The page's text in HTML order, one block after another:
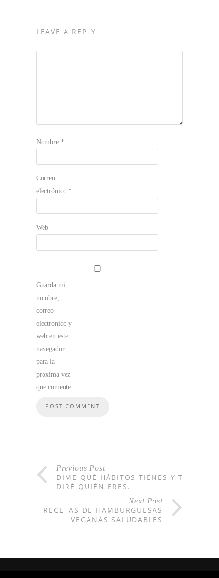
LEAVE A REPLY
Nombre *
Correo
electrónico *
Web
Guarda mi
nombre,
correo
electrónico y
web en este
navegador
para la
próxima vez
que comente.
Previous Post
DIME QUÉ HÁBITOS TIENES Y TE
DIRÉ QUIÉN ERES.
Next Post
RECETAS DE HAMBURGUESAS
VEGANAS SALUDABLES